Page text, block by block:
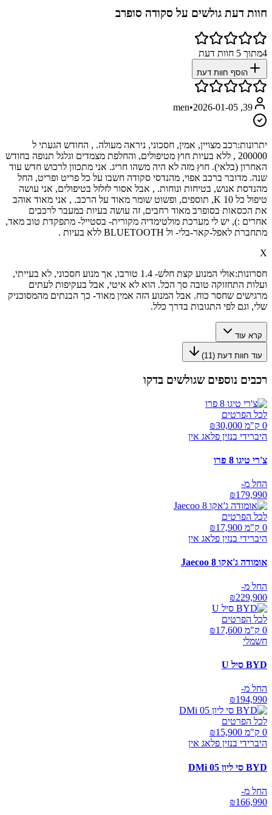
חוות דעת גולשים על סקודה סופרב
4מתוך 5 חוות דעת
הוסף חוות דעת
39, men
•2026-01-05
יתרונות:רכב מצויין, אמין, חסכוני, ניראה מעולה. , החודש הגעתי ל
200000 , ללא בעיות חוץ מטיפולים, והחלפת מצמדים וגלגל תנופה בחודש
האחרון (בלאי). חוץ מזה לא היה משהו חריג. אני מתכוון לרכוש חדש עוד
שנה. מדובר ברכב אפוי, מהנדסי סקודה חשבו על כל פריט ופריט, החל
מהנדסת אנוש, בטיחות ונוחות. , אבל אסור לזלזל בטיפולים, אני עושה
טיפול כל 10 K, תוספים, ופשוט שומר מאוד על הרכב. , אני מאוד אוהב
את הכסאות בסופרב מאוד רחבים, זה עושה בעיות במעבר לרכבים
אחרים :), יש לי מערכת מולטימדיה מקורית- בסטייל- מתפקדת טוב מאד,
מתחברת לאפל-קאר-בלי- ול BLUETOOTH ללא בעיות .
X
חסרונות:
אולי המנוע קצת חלש- 1.4 טורבו, אך מנוע חסכוני, לא בעייתי,
ועלות התחזוקה טובה סך הכל. הוא לא איטי, אבל בעקיפות לעתים
מרגישים שחסר כוח. אבל המנוע הזה אמין מאוד- כך הבנתים מהמסוכניק
שלי, וגם לפי התגובות בדרך כלל.
קרא עוד
עוד חוות דעת (11
)
רכבים נוספים שגולשים בדקו
לכל הפרטים
0 ק"מ ₪
30,000
היברידי בנזין פלאג אין
צ'רי טיגו 8 פרו
החל מ-
₪179,990
לכל הפרטים
0 ק"מ ₪
17,900
היברידי בנזין פלאג אין
אומודה ג'אקו Jaecoo 8
החל מ-
₪229,900
לכל הפרטים
0 ק"מ ₪
17,600
חשמלי
BYD סיל U
החל מ-
₪194,990
לכל הפרטים
0 ק"מ ₪
15,900
היברידי בנזין פלאג אין
BYD סי ליון 05 DMi
החל מ-
₪166,990